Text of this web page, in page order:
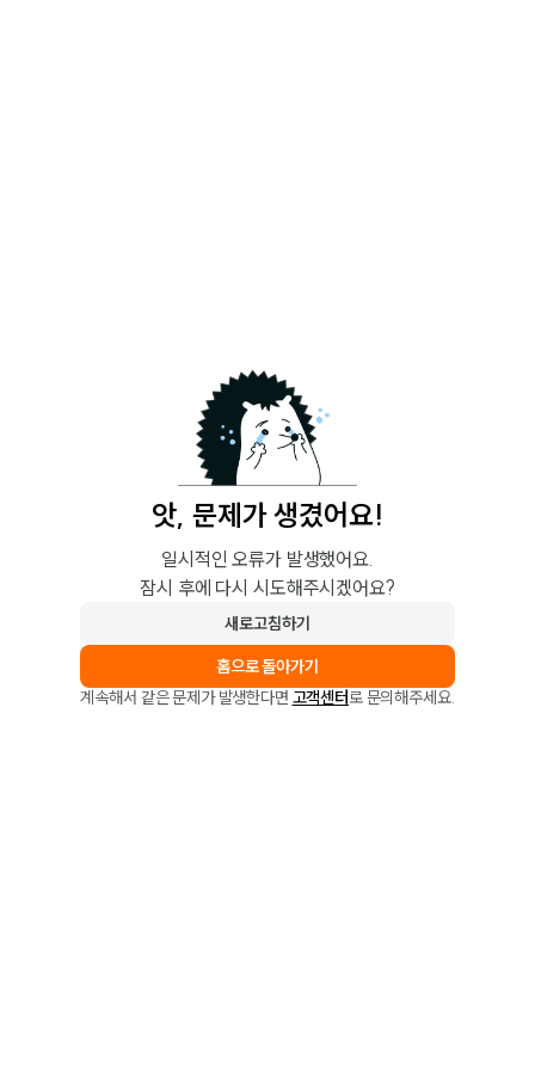
앗, 문제가 생겼어요!
일시적인 오류가 발생했어요.
잠시 후에 다시 시도해주시겠어요?
새로고침하기
홈으로 돌아가기
계속해서 같은 문제가 발생한다면 고객센터로 문의해주세요.